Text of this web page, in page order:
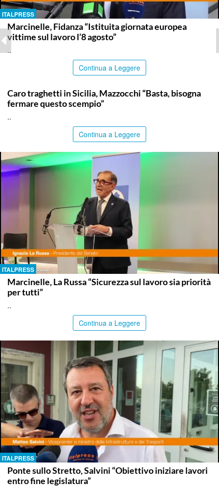
ITALPRESS
Marcinelle, Fidanza “Istituita giornata europea
vittime sul lavoro l’8 agosto”
..
Continua a Leggere
Caro traghetti in Sicilia, Mazzocchi “Basta, bisogna
fermare questo scempio”
..
Continua a Leggere
ITALPRESS
Marcinelle, La Russa “Sicurezza sul lavoro sia priorità
per tutti”
..
Continua a Leggere
ITALPRESS
Ponte sullo Stretto, Salvini “Obiettivo iniziare lavori
entro fine legislatura”